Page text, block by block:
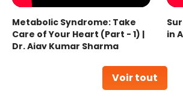
Voir tout
Metabolic Syndrome: Take
Care of Your Heart (Part - 1) |
Dr. Ajay Kumar Sharma
in